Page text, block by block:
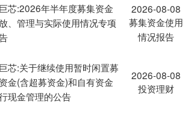
芯:2026年半年度募集资金
、管理与实际使用情况专项
2026-08-08
募集资金使用
情况报告
芯:关于继续使用暂时闲置募
金(含超募资金)和自有资金
现金管理的公告
2026-08-08
投资理财